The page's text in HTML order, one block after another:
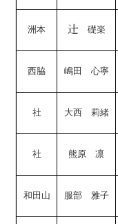
洲本 礎楽
西脇 嶋田 心寧
社 大西 莉緒
社 熊原 凛
和田山 服部 雅子